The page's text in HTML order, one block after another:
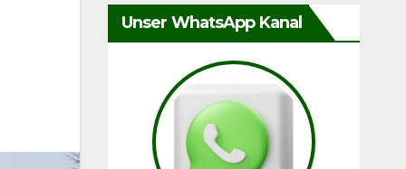
Unser WhatsApp Kanal